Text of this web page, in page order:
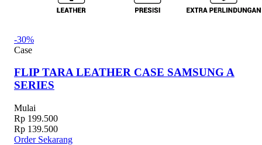
-30%
Case
FLIP TARA LEATHER CASE SAMSUNG A
SERIES
Mulai
Rp 199.500
Rp 139.500
Order Sekarang